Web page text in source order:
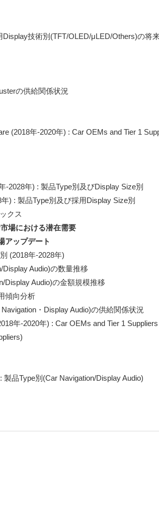
用Display技術別(TFT/OLED/μLED/Others)の将
の供給関係状況
(2018年-2020年) : Car OEMs and Tier 1
-2028年) : 製品Type別及びDisplay Size別
) : 製品Type別及び採用Display Size別
場における潜在需要
アップデート
(2018年-2028年)
Display Audio)の数量推移
Display Audio)の金額規模推移
傾向分析
・Display Audio)の供給関係状況
年-2020年) : Car OEMs and Tier 1 Suppliers
製品Type別(Car Navigation/Display Audio)